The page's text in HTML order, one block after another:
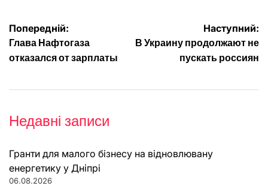
Навігація
записів
Попередній:
Глава Нафтогаза
отказался от зарплаты
Наступний:
В Украину продолжают не
пускать россиян
Недавні записи
Гранти для малого бізнесу на відновлювану
енергетику у Дніпрі
06.08.2026